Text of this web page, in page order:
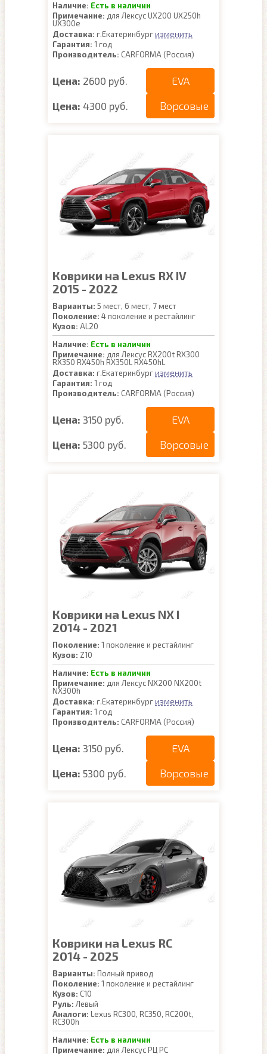
Наличие: Есть в наличии
Примечание: для Лексус UX200 UX250h
UX300e
Доставка: г.Екатеринбургизменить
Гарантия: 1 год
Производитель: CARFORMA (Россия)
Цена: 2600 руб. EVA
Цена: 4300 руб. Ворсовые
Коврики на Lexus RX IV
2015 - 2022
Варианты: 5 мест, 6 мест, 7 мест
Поколение: 4 поколение и рестайлинг
Кузов: AL20
Наличие: Есть в наличии
Примечание: для Лексус RX200t RX300
RX350 RX450h RX350L RX450hL
Доставка: г.Екатеринбургизменить
Гарантия: 1 год
Производитель: CARFORMA (Россия)
Цена: 3150 руб. EVA
Цена: 5300 руб. Ворсовые
Коврики на Lexus NX I
2014 - 2021
Поколение: 1 поколение и рестайлинг
Кузов: Z10
Наличие: Есть в наличии
Примечание: для Лексус NX200 NX200t
NX300h
Доставка: г.Екатеринбургизменить
Гарантия: 1 год
Производитель: CARFORMA (Россия)
Цена: 3150 руб. EVA
Цена: 5300 руб. Ворсовые
Коврики на Lexus RC
2014 - 2025
Варианты: Полный привод
Поколение: 1 поколение и рестайлинг
Кузов: C10
Руль: Левый
Аналоги: Lexus RC300, RC350, RC200t,
RC300h
Наличие: Есть в наличии
Примечание: для Лексус РЦ РС